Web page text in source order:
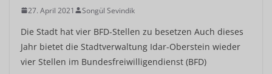
27. April 2021 Songül Sevindik
Die Stadt hat vier BFD-Stellen zu besetzen Auch dieses
Jahr bietet die Stadtverwaltung Idar-Oberstein wieder
vier Stellen im Bundesfreiwilligendienst (BFD)